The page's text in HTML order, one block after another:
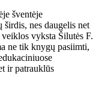
šventėje
nes daugelis net
vyksta Šilutės F.
ne tik knygų pasiimti,
ir patrauklūs